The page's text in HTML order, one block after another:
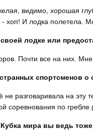
видимо, хорошая
- хоп! И лодка полетела.
лодке или
Почти все на них.
спортсменов о
не разговаривала на
соревнования по гребле
мира вы ведь